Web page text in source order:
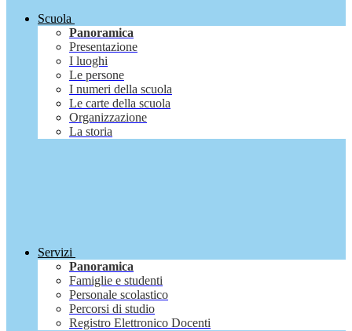
Scuola
Panoramica
Presentazione
I luoghi
Le persone
I numeri della scuola
Le carte della scuola
Organizzazione
La storia
Servizi
Panoramica
Famiglie e studenti
Personale scolastico
Percorsi di studio
Registro Elettronico Docenti